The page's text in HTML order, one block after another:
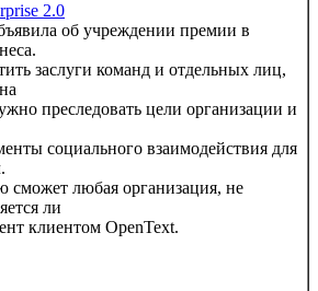
2.0
об учреждении премии в
заслуги команд и отдельных лиц,
преследовать цели организации и
социального взаимодействия для
сможет любая организация, не
ли
клиентом OpenText.